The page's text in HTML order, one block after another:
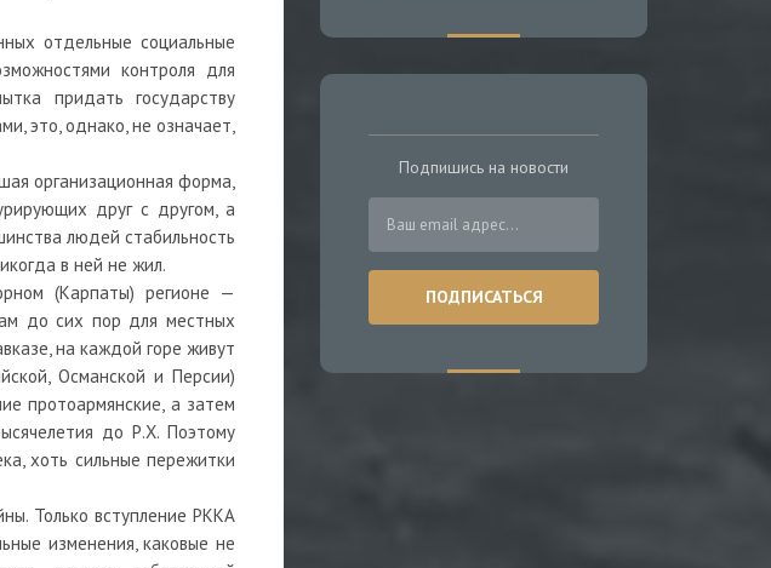
отдельные социальные
контроля для
придать государству
это, однако, не означает,
организационная форма,
друг с другом, а
людей стабильность
в ней не жил.
(Карпаты) регионе —
до сих пор для местных
на каждой горе живут
Османской и Персии)
протоармянские, а затем
до Р.Х. Поэтому
хоть сильные пережитки
Только вступление РККА
изменения, каковые не
Подпишись на новости